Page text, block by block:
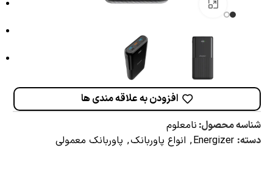
برای بزرگنمایی کلیک کنید
افزودن به علاقه مندی ها
شناسه محصول: نامعلوم
دسته: Energizer
, انواع پاوربانک, پاوربانک معمولی